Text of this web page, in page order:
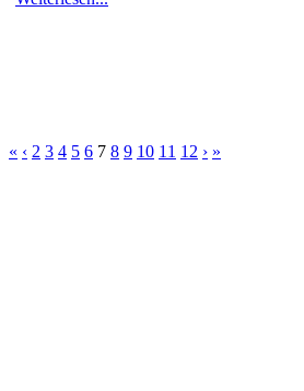
« ‹ 2 3 4 5 6 7 8 9 10 11 12 › »